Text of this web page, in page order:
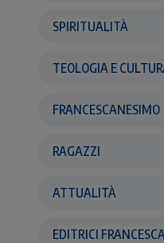
SPIRITUALITÀ
TEOLOGIA E
FRANCESCANESIMO
RAGAZZI
ATTUALITÀ
EDITRICI